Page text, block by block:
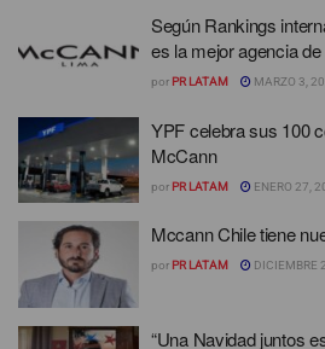
Según Rankings
es la mejor agencia
por PR LATAM MARZO 3,
YPF celebra sus 100
McCann
por PR LATAM ENERO 27,
Mccann Chile tiene
por PR LATAM DICIEMBRE
“Una Navidad juntos